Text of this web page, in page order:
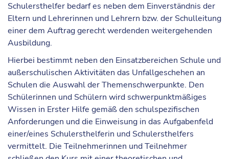
Schulersthelfer bedarf es neben dem Einverständnis der
Eltern und Lehrerinnen und Lehrern bzw. der Schulleitung
einer dem Auftrag gerecht werdenden weitergehenden
Ausbildung.
Hierbei bestimmt neben den Einsatzbereichen Schule und
außerschulischen Aktivitäten das Unfallgeschehen an
Schulen die Auswahl der Themenschwerpunkte. Den
Schülerinnen und Schülern wird schwerpunktmäßiges
Wissen in Erster Hilfe gemäß den schulspezifischen
Anforderungen und die Einweisung in das Aufgabenfeld
einer/eines Schulersthelferin und Schulersthelfers
vermittelt. Die Teilnehmerinnen und Teilnehmer